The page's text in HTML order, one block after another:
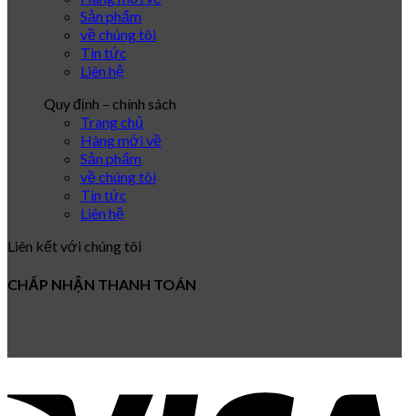
Sản phẩm
về chúng tôi
Tin tức
Liên hệ
Quy định – chính sách
Trang chủ
Hàng mới về
Sản phẩm
về chúng tôi
Tin tức
Liên hệ
Liên kết với chúng tôi
CHẤP NHẬN THANH TOÁN